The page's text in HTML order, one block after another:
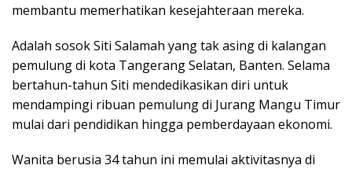
membantu memerhatikan kesejahteraan mereka.
Adalah sosok Siti Salamah yang tak asing di kalangan
pemulung di kota Tangerang Selatan, Banten. Selama
bertahun-tahun Siti mendedikasikan diri untuk
mendampingi ribuan pemulung di Jurang Mangu Timur
mulai dari pendidikan hingga pemberdayaan ekonomi.
Wanita berusia 34 tahun ini memulai aktivitasnya di